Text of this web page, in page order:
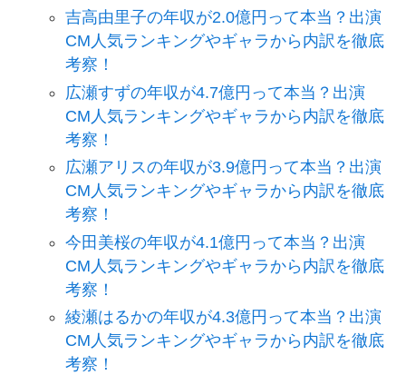
吉高由里子の年収が2.0億円って本当？出演
CM人気ランキングやギャラから内訳を徹底
考察！
広瀬すずの年収が4.7億円って本当？出演
CM人気ランキングやギャラから内訳を徹底
考察！
広瀬アリスの年収が3.9億円って本当？出演
CM人気ランキングやギャラから内訳を徹底
考察！
今田美桜の年収が4.1億円って本当？出演
CM人気ランキングやギャラから内訳を徹底
考察！
綾瀬はるかの年収が4.3億円って本当？出演
CM人気ランキングやギャラから内訳を徹底
考察！